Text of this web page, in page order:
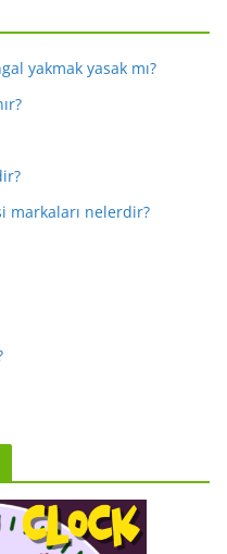
yakmak yasak mı?
markaları nelerdir?